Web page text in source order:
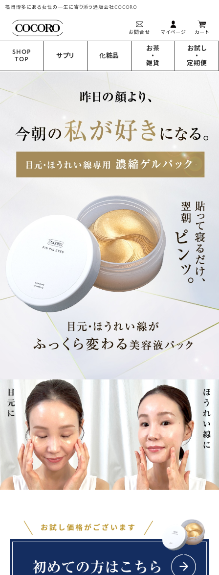
福岡博多にある女性の一生に寄り添う通販会社COCORO
お問合せ マイページ カート
SHOP
TOP
サプリ 化粧品
お茶
・
雑貨
お試し
・
定期便